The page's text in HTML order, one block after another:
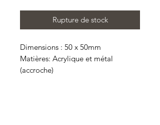
Rupture de stock
Dimensions : 50 x 50mm
Matières: Acrylique et métal
(accroche)